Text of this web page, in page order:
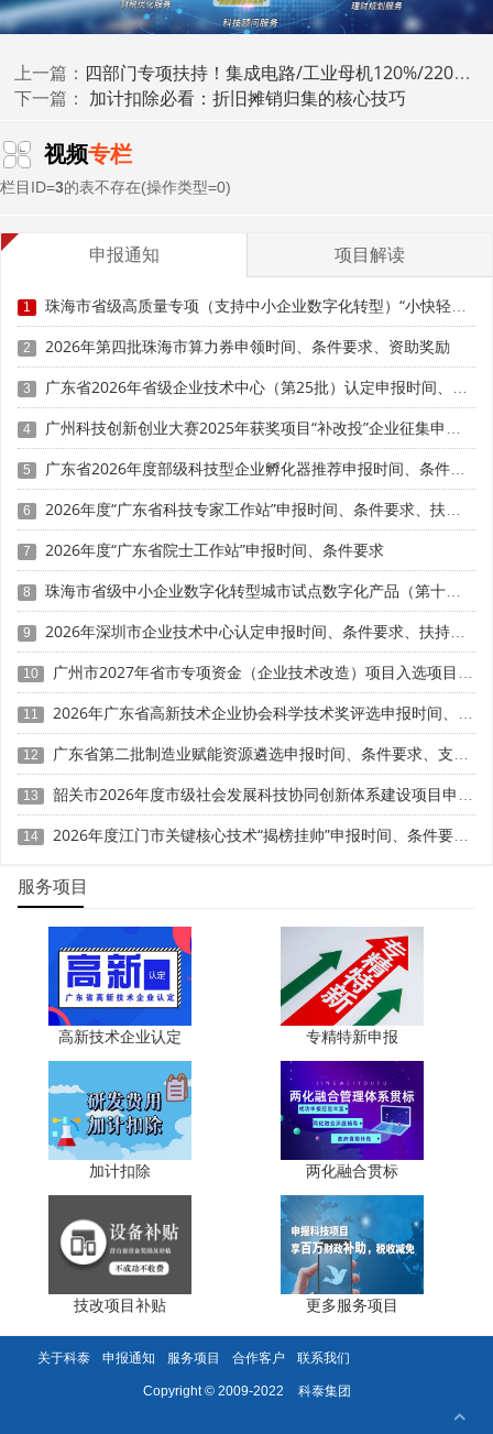
二、研发费用归集混乱，边界模糊导致虚增费用
研发费用归集范围有明确政策界定，国家税务总局2017
用、无形资产摊销费用、新产品设计费、其他相关费用等六
大类归集范围，且明确各类费用的扣除标准与限制条件。实
业最易触碰的高频风险，也是税务稽查重点核查内容。
人员人工费用违规归集方面，可加计扣除的研发人员仅
限直接从事研发活动的研究人员、技术人员和辅助人员，行
政、销售、财务、后勤等非研发人员费用不得纳入。部分企
业违规扩大研发人员范围，将高管、行政人员工资社保全额
计入研发费用;对研发与生产兼职人员，未按实际研发工时比
例分摊费用，而是将全额薪资计入研发费用。例如，陕西永
明煤矿有限公司将会计、人事等13名后勤人员纳入研发人员
名单，还将兼职人员全额薪资计入研发费用，累计虚增研发
成本1339万元，最终被追缴税款、滞纳金并处罚款共计
323.41万元。
直接投入与资产折旧摊销混同方面，企业常将生产经营
用原材料、水电费、设备维修费等计入研发材料费用，或违
规将云平台租赁费、办公耗材费等纳入直接投入范围。折旧
摊销费用方面，研发与生产共用设备、房屋，未按研发工时
或机时比例分摊折旧，而是全额计入研发费用;无形资产摊销
未在多个研发项目间合理分配，导致研发费用虚增。例如，
某公司将生产部门领用的720万元原材料计入研发费用，研
发与生产混用设备折旧34.9万元全额列入研发费用，最终被
其他相关费用超比例扣除方面，财税〔2015〕119号文
件规定，与研发活动直接相关的其他相关费用，总额不得超
过可加计扣除研发费用总额的10%。部分企业将业务招待
费、福利费、差旅费等非直接相关费用计入其他相关费用，
或无视10%比例限制，超额归集费用，导致违规扣除。
三、备查资料残缺不全，证据链断裂无法佐证
研发费用加计扣除享受自行判别、申报享受、相关资料
留存备查的办理方式，留存备查资料是企业享受优惠的核心
依据，也是税务稽查的关键取证内容。财政部、税务总局公
告2023年第7号明确要求，企业需留存研发项目立项文件、
研发人员名单、费用分配说明、辅助账、成果证明等资料，
留存期限为10年。实务中，企业普遍存在备查资料不完整、
不规范、逻辑混乱等问题，证据链断裂导致无法佐证研发费
用真实性，最终被调减扣除金额、补税罚款。
常见问题主要包括四类：一是未按项目设置研发费用辅
录、领料单据等逻辑矛盾，与纳税申报表数据无法匹配;二是
上一篇： 四部门专项扶持！集成电路/工业母机120%/220%加计扣除合规要点
下一篇： 加计扣除必看：折旧摊销归集的核心技巧
视频专栏
栏目ID=3的表不存在(操作类型=0)
申报通知 项目解读
1 珠海市省级高质量专项（支持中小企业数字化转型）“小快轻准”数字化转型项目（第十三批）入库储备申报时间、条件要求、补助奖励
2 2026年第四批珠海市算力券申领时间、条件要求、资助奖励
3 广东省2026年省级企业技术中心（第25批）认定申报时间、条件要求、补助奖励
4 广州科技创新创业大赛2025年获奖项目“补改投”企业征集申报时间、条件要求、扶持奖励
5 广东省2026年度部级科技型企业孵化器推荐申报时间、条件要求
6 2026年度“广东省科技专家工作站”申报时间、条件要求、扶持奖励
7 2026年度“广东省院士工作站”申报时间、条件要求
8 珠海市省级中小企业数字化转型城市试点数字化产品（第十一批）征集申报时间、条件要求
9 2026年深圳市企业技术中心认定申报时间、条件要求、扶持奖励
10 广州市2027年省市专项资金（企业技术改造）项目入选项目库申报时间、条件要求、补助奖励
11 2026年广东省高新技术企业协会科学技术奖评选申报时间、条件要求、奖励措施
12 广东省第二批制造业赋能资源遴选申报时间、条件要求、支持措施
13 韶关市2026年度市级社会发展科技协同创新体系建设项目申报时间、条件要求
14 2026年度江门市关键核心技术“揭榜挂帅”申报时间、条件要求、扶持奖励
服务项目
高新技术企业认定 专精特新申报
加计扣除 两化融合贯标
技改项目补贴 更多服务项目
关于科泰 申报通知 服务项目 合作客户 联系我们
Copyright © 2009-2022 科泰集团